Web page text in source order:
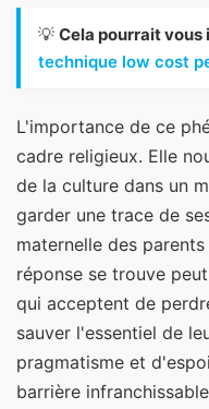
💡 Cela pourrait vous
technique low cost
L'importance de ce
cadre religieux. Elle
de la culture dans un
garder une trace de
maternelle des
réponse se trouve
qui acceptent de
sauver l'essentiel de
pragmatisme et
barrière